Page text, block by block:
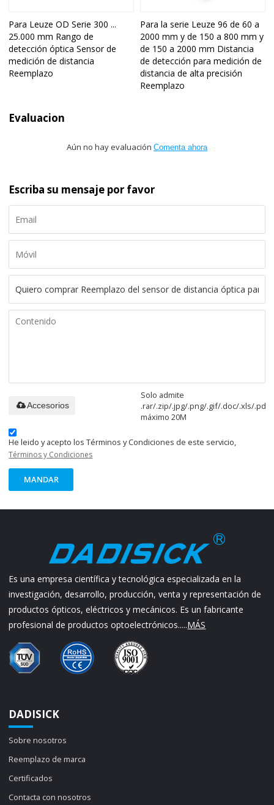
Para Leuze OD Serie 300 ...
25.000 mm Rango de
detección óptica Sensor de
medición de distancia
Reemplazo
Para la serie Leuze 96 de 60 a
2000 mm y de 150 a 800 mm y
de 150 a 2000 mm Distancia
de detección para medición de
distancia de alta precisión
Reemplazo
Evaluacion
Aún no hay evaluación Comenta ahora
Escriba su mensaje por favor
Solo admite
.rar/.zip/.jpg/.png/.gif/.doc/.xls/.pdf,
máximo 20M
Accesorios
He leido y acepto los Términos y Condiciones de este servicio,
Términos y Condiciones
MANDAR
Es una empresa científica y tecnológica especializada en la
investigación, desarrollo, producción, venta y representación de
productos ópticos, eléctricos y mecánicos. Es un fabricante
profesional de productos optoelectrónicos.....MÁS
DADISICK
Sobre nosotros
Reemplazo de marca
Certificados
Contacta con nosotros